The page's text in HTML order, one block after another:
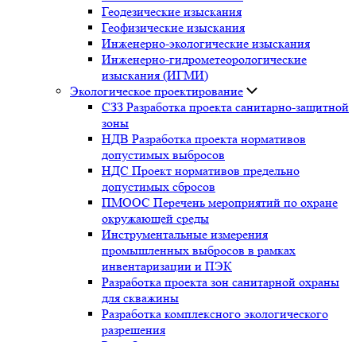
Геодезические изыскания
Геофизические изыскания
Инженерно-экологические изыскания
Инженерно-гидрометеорологические
изыскания (ИГМИ)
Экологическое проектирование
СЗЗ Разработка проекта санитарно-защитной
зоны
НДВ Разработка проекта нормативов
допустимых выбросов
НДС Проект нормативов предельно
допустимых сбросов
ПМООС Перечень мероприятий по охране
окружающей среды
Инструментальные измерения
промышленных выбросов в рамках
инвентаризации и ПЭК
Разработка проекта зон санитарной охраны
для скважины
Разработка комплексного экологического
разрешения